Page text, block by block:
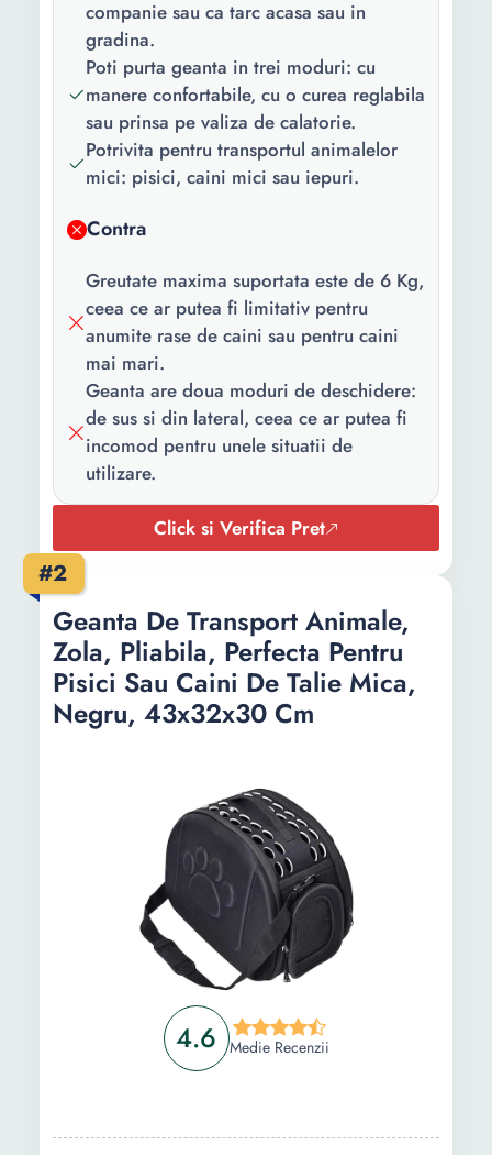
Inaltime:
companie sau ca tarc acasa sau in
gradina.
Poti purta geanta in trei moduri: cu
manere confortabile, cu o curea reglabila
sau prinsa pe valiza de calatorie.
Potrivita pentru transportul animalelor
mici: pisici, caini mici sau iepuri.
Contra
Greutate maxima suportata este de 6 Kg,
ceea ce ar putea fi limitativ pentru
anumite rase de caini sau pentru caini
mai mari.
Geanta are doua moduri de deschidere:
de sus si din lateral, ceea ce ar putea fi
incomod pentru unele situatii de
utilizare.
Click si Verifica Pret
#2
4.6 Medie Recenzii
Geanta De Transport Animale,
Zola, Pliabila, Perfecta Pentru
Pisici Sau Caini De Talie Mica,
Negru, 43x32x30 Cm